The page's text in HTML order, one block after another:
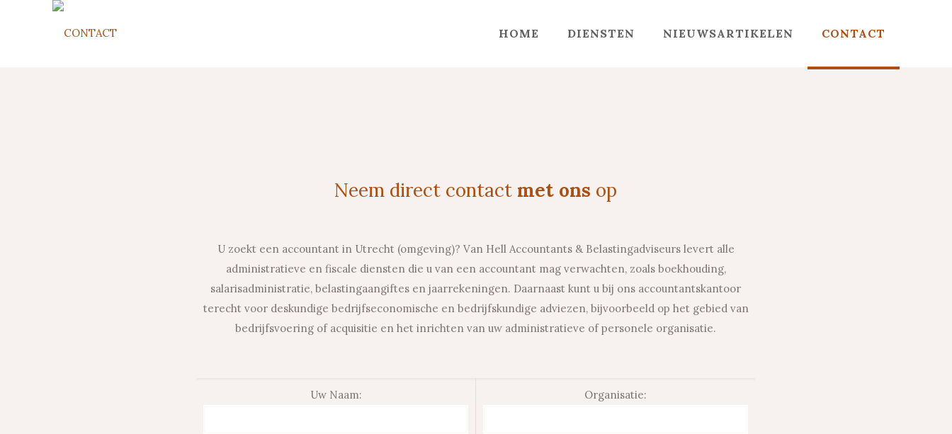
HOME DIENSTEN NIEUWSARTIKELEN CONTACT
Neem direct contact met ons op
U zoekt een accountant in Utrecht (omgeving)? Van Hell Accountants & Belastingadviseurs levert alle
administratieve en fiscale diensten die u van een accountant mag verwachten, zoals boekhouding,
salarisadministratie, belastingaangiftes en jaarrekeningen. Daarnaast kunt u bij ons accountantskantoor
terecht voor deskundige bedrijfseconomische en bedrijfskundige adviezen, bijvoorbeeld op het gebied van
bedrijfsvoering of acquisitie en het inrichten van uw administratieve of personele organisatie.
Uw Naam: Organisatie: